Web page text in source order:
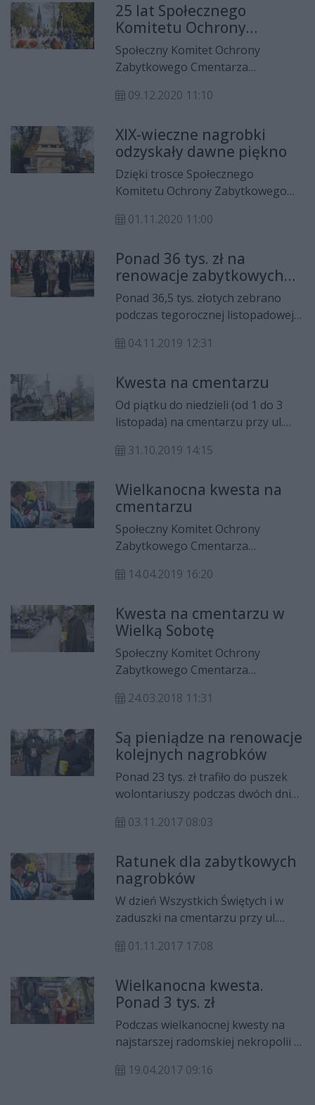
Cmentarza Rzymskokatolickiego
apeluje natomiast o dobrowolne
datki bezpośrednio na konto
komitetu lub do dużej skarbony
przy wejściu na na nekropolię.
25 lat Społecznego
Komitetu Ochrony
Zabytkowego Cmentarza
Rzymskokatolickiego
Społeczny Komitet Ochrony
Zabytkowego Cmentarza
swoje 25-lecie. Komitet
działania na terenie cmentarza na
Limanowskiego.
09.12.2020 11:10
XIX-wieczne nagrobki
odzyskały dawne piękno
Dzięki trosce Społecznego
Komitetu Ochrony Zabytkowego
oraz parafii pw. Św. Wacława w
nekropolii, zakończyły się
tegoroczne renowacje dwóch
zabytkowych nagrobków na
cmentarzu przy ul. Limanowskiego.
01.11.2020 11:00
Ponad 36 tys. zł na
renowacje zabytkowych
nagrobków
Ponad 36,5 tys. złotych zebrano
podczas tegorocznej listopadowej
Limanowskiego. To czwarty wynik
przez Społeczny Komitet Ratowania
Zabytkowego Cmentarza
Rzymskokatolickiego.
04.11.2019 12:31
Kwesta na cmentarzu
Od piątku do niedzieli (od 1 do 3
listopada) na cmentarzu przy ul.
spotkać wolontariuszy
zabytkowych nagrobków.
31.10.2019 14:15
Wielkanocna kwesta na
cmentarzu
Społeczny Komitet Ochrony
Zabytkowego Cmentarza
zaprasza w Wielką Sobotę, 20
kwestę, z której środki zostaną
przeznaczone na odnowę
zabytkowych nagrobków
radomskiej nekropolii
rzymskokatolickiej.
14.04.2019 16:20
Kwesta na cmentarzu w
Wielką Sobotę
Społeczny Komitet Ochrony
Zabytkowego Cmentarza
zaprasza w Wielką Sobotę – 31
kolejną wielkanocną kwestę, z
której środki zostaną
przeznaczone na odnowę w roku
2018 r. jednego z zabytkowych
nagrobków radomskiej nekropolii
rzymskokatolickiej
24.03.2018 11:31
Są pieniądze na renowacje
kolejnych nagrobków
Ponad 23 tys. zł trafiło do puszek
wolontariuszy podczas dwóch dni
rzymskokatolickim przy ul.
dobry wynik, który pozwoli na
uzupełnienie płatności za
tegoroczne prace i podjęcie
kolejnej renowacji w 2018 roku -
mówi Sławomir Adamiec ze
Społecznego Komitetu Ochrony
Rzymskokatolickiego w Radomiu.
03.11.2017 08:03
Ratunek dla zabytkowych
nagrobków
W dzień Wszystkich Świętych i w
zaduszki na cmentarzu przy ul.
kolejna kwesta na rzecz ratowania
nekropolii.
01.11.2017 17:08
Wielkanocna kwesta.
Ponad 3 tys. zł
Podczas wielkanocnej kwesty na
najstarszej radomskiej nekropolii w
ciągu 22 lat istnienia, Społeczny
19.04.2017 09:16